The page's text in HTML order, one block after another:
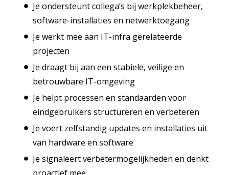
Je ondersteunt collega’s bij werkplekbeheer,
software-installaties en netwerktoegang
Je werkt mee aan IT-infra gerelateerde
projecten
Je draagt bij aan een stabiele, veilige en
betrouwbare IT-omgeving
Je helpt processen en standaarden voor
eindgebruikers structureren en verbeteren
Je voert zelfstandig updates en installaties uit
van hardware en software
Je signaleert verbetermogelijkheden en denkt